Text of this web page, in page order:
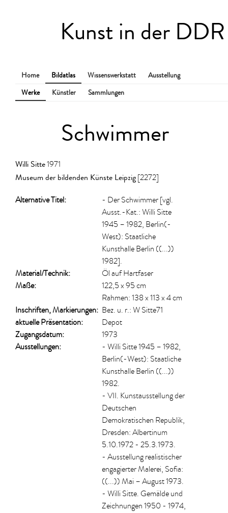
Kunst in der DDR
Home Bildatlas Wissenswerkstatt
Ausstellung
Werke
Künstler Sammlungen
Schwimmer
Willi Sitte1971
Museum der bildenden Künste Leipzig [2272]
Alternative Titel:
- Der Schwimmer [vgl.
Ausst.-Kat.: Willi Sitte
1945 – 1982, Berlin(-
West): Staatliche
Kunsthalle Berlin ((...))
1982].
Material/​Technik:
Öl auf Hartfaser
Maße:
122,5 x 95 cm
Rahmen: 138 x 113 x 4 cm
Inschriften, Markierungen: Bez. u. r.: W Sitte71
aktuelle Präsentation:
Depot
Zugangsdatum:
1973
Ausstellungen:
- Willi Sitte 1945 – 1982,
Berlin(-West): Staatliche
Kunsthalle Berlin ((...))
1982.
- VII. Kunstausstellung der
Deutschen
Demokratischen Republik,
Dresden: Albertinum
5.10.1972 - 25.3.1973.
- Ausstellung realistischer
engagierter Malerei, Sofia:
((...)) Mai – August 1973.
- Willi Sitte. Gemälde und
Zeichnungen 1950 - 1974,